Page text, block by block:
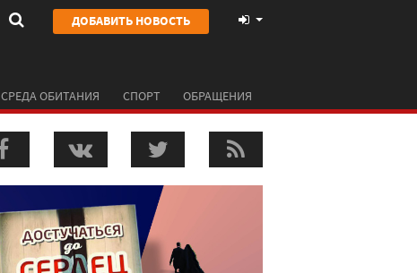
ДОБАВИТЬ НОВОСТЬ
СРЕДА ОБИТАНИЯ СПОРТ ОБРАЩЕНИЯ